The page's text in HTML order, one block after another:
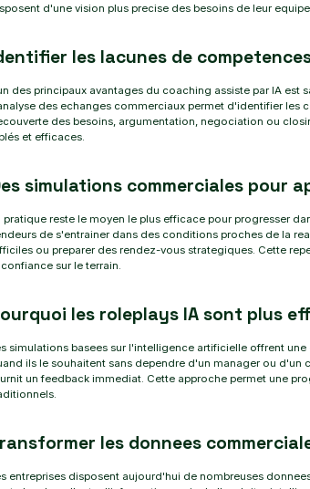
d'une vision plus precise des besoins de leur
les lacunes de
des principaux avantages du coaching assiste par IA
des echanges commerciaux permet d'identifier
des besoins, argumentation, negociation ou
et efficaces.
simulations commerciales pour
pratique reste le moyen le plus efficace pour progresser
de s'entrainer dans des conditions proches de la
ou preparer des rendez-vous strategiques. Cette
sur le terrain.
les roleplays IA sont plus
simulations basees sur l'intelligence artificielle offrent
ils le souhaitent sans dependre d'un manager ou
un feedback immediat. Cette approche permet une
les donnees
entreprises disposent aujourd'hui de nombreuses